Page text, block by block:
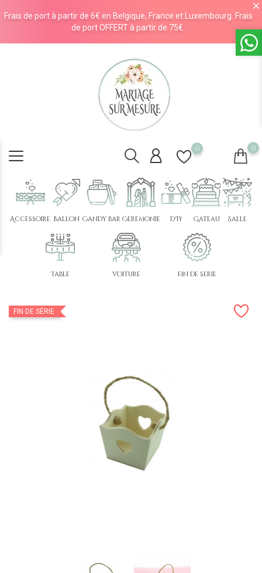
Frais de port à partir de 6€ en Belgique, France et Luxembourg. Frais
de port OFFERT à partir de 75€.
0 0
Accessoire Ballon Candy bar Cérémonie DIY Gâteau Salle
Table Voiture Fin de série
FIN DE SÉRIE